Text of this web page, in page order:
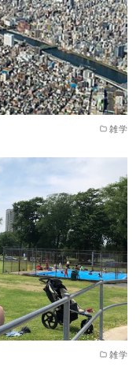
雑学
雑学